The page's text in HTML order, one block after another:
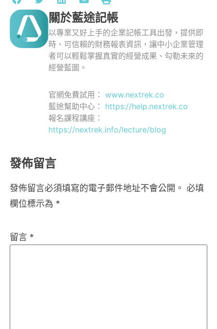
關於藍途記帳
以專業又好上手的企業記帳工具出發，提供即
時、可信賴的財務報表資訊，讓中小企業管理
者可以輕鬆掌握真實的經營成果、勾勒未來的
經營藍圖。
官網免費試用： www.nextrek.co
藍途幫助中心： https://help.nextrek.co
報名課程講座：
https://nextrek.info/lecture/blog
發佈留言
發佈留言必須填寫的電子郵件地址不會公開。 必填
欄位標示為 *
留言 *